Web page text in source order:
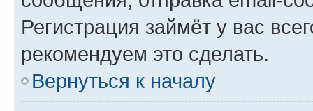
Регистрация займёт у вас
рекомендуем это сделать.
Вернуться к началу